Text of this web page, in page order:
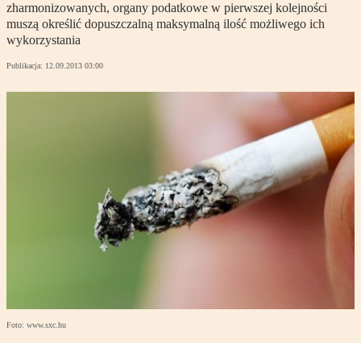
zharmonizowanych, organy podatkowe w pierwszej kolejności
muszą określić dopuszczalną maksymalną ilość możliwego ich
wykorzystania
Publikacja: 12.09.2013 03:00
Foto: www.sxc.hu